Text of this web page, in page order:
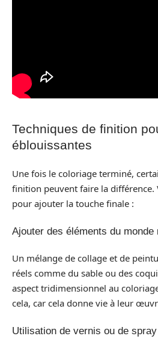
Techniques de finition
éblouissantes
Une fois le coloriage terminé,
finition peuvent faire la différence.
pour ajouter la touche finale :
Ajouter des éléments du monde
Un mélange de collage et de
réels comme du sable ou des
aspect tridimensionnel au
cela, car cela donne vie à leur
Utilisation de vernis ou de